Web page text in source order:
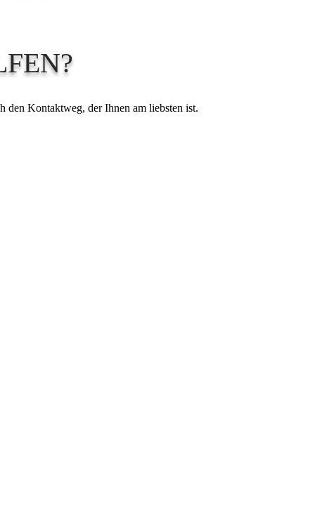
den Kontaktweg, der Ihnen am liebsten ist.